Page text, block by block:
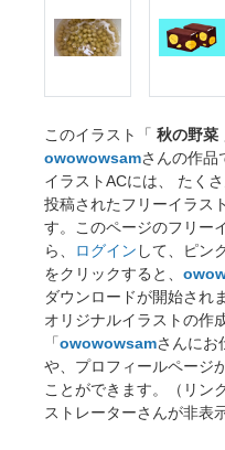
このイラスト「 秋の野菜
owowowsamさんの作品
イラストACには、 たく
投稿されたフリーイラス
す。このページのフリー
ら、
ログイン して、ピン
をクリックすると、
ダウンロードが開始され
オリジナルイラストの作
「owowowsamさんにお
や、プロフィールページ
ことができます。（リン
ストレーターさんが非表